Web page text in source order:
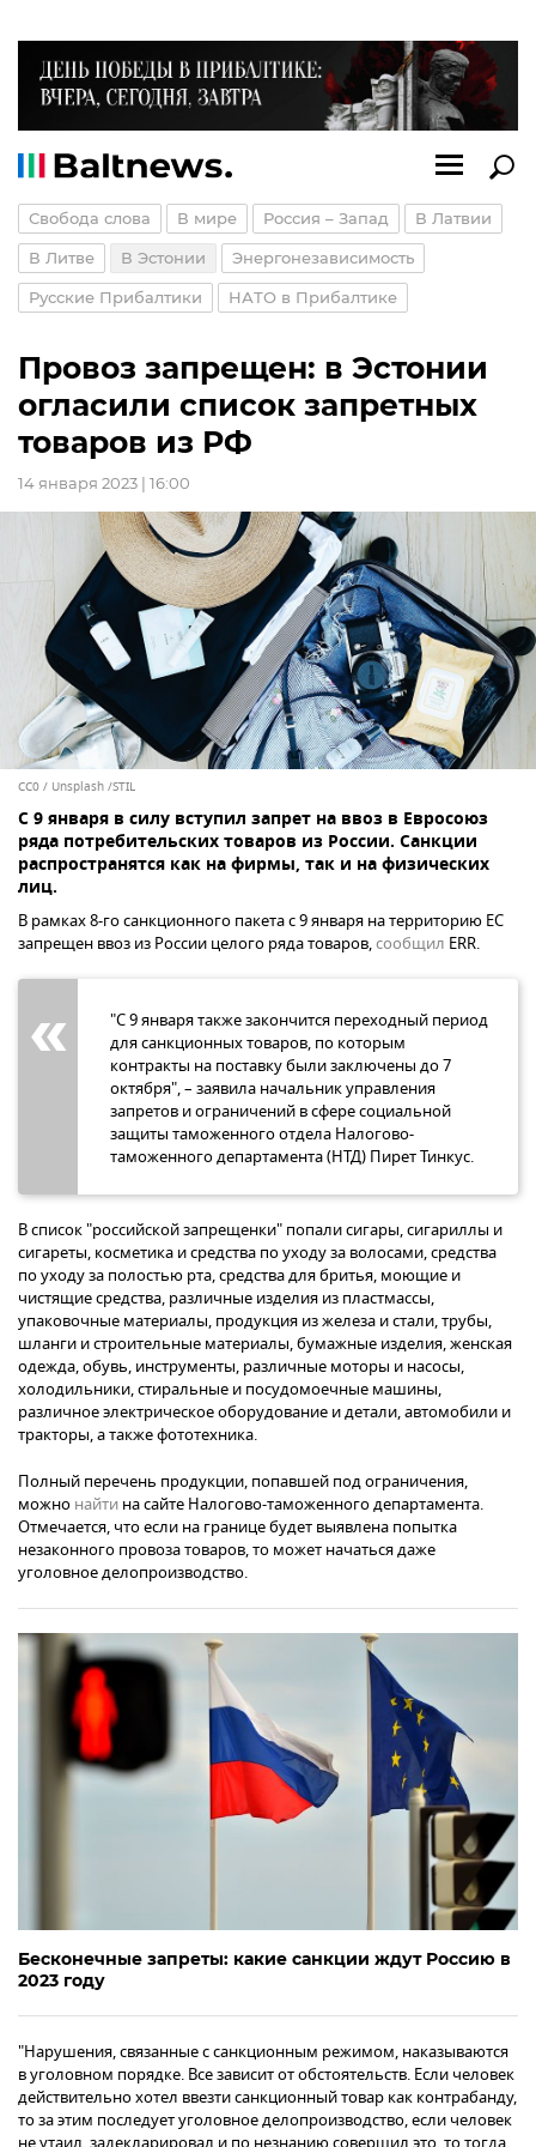
Свобода слова В мире Россия – Запад В Латвии
В Литве В Эстонии Энергонезависимость
Русские Прибалтики НАТО в Прибалтике
Провоз запрещен: в Эстонии
огласили список запретных
товаров из РФ
14 января 2023 | 16:00
CC0 / Unsplash /STIL
С 9 января в силу вступил запрет на ввоз в Евросоюз
ряда потребительских товаров из России. Санкции
распространятся как на фирмы, так и на физических
лиц.
В рамках 8-го санкционного пакета с 9 января на территорию ЕС
запрещен ввоз из России целого ряда товаров,сообщил ERR.
"С 9 января также закончится переходный период
для санкционных товаров, по которым
контракты на поставку были заключены до 7
октября", – заявила начальник управления
запретов и ограничений в сфере социальной
защиты таможенного отдела Налогово-
таможенного департамента (НТД) Пирет Тинкус.
В список "российской запрещенки" попали сигары, сигариллы и
сигареты, косметика и средства по уходу за волосами, средства
по уходу за полостью рта, средства для бритья, моющие и
чистящие средства, различные изделия из пластмассы,
упаковочные материалы, продукция из железа и стали, трубы,
шланги и строительные материалы, бумажные изделия, женская
одежда, обувь, инструменты, различные моторы и насосы,
холодильники, стиральные и посудомоечные машины,
различное электрическое оборудование и детали, автомобили и
тракторы, а также фототехника.
Полный перечень продукции, попавшей под ограничения,
можно найти на сайте Налогово-таможенного департамента.
Отмечается, что если на границе будет выявлена попытка
незаконного провоза товаров, то может начаться даже
уголовное делопроизводство.
Бесконечные запреты: какие санкции ждут Россию в
2023 году
"Нарушения, связанные с санкционным режимом, наказываются
в уголовном порядке. Все зависит от обстоятельств. Если человек
действительно хотел ввезти санкционный товар как контрабанду,
то за этим последует уголовное делопроизводство, если человек